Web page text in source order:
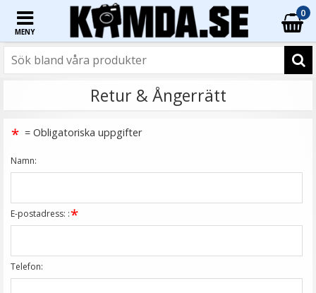
MENY
0
Retur & Ångerrätt
= Obligatoriska uppgifter
Namn:
E-postadress: :
Telefon: